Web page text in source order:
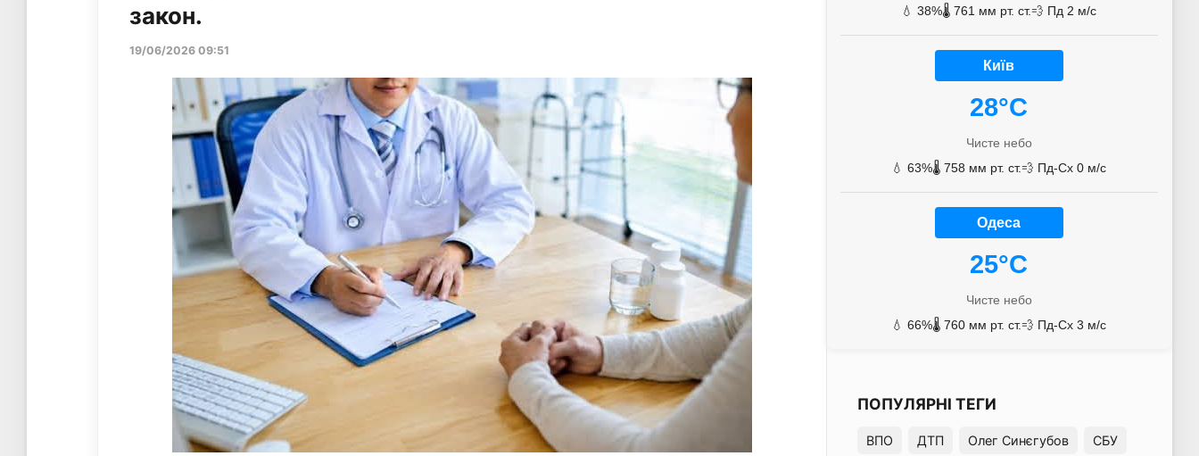
закон.
19/06/2026 09:51
💧 38%🌡️ 761 мм рт. ст.💨 Пд 2 м/с
Київ
28°C
Чисте небо
💧 63%🌡️ 758 мм рт. ст.💨 Пд-Сх 0 м/с
Одеса
25°C
Чисте небо
💧 66%🌡️ 760 мм рт. ст.💨 Пд-Сх 3 м/с
ПОПУЛЯРНІ ТЕГИ
ВПО ДТП Олег Синєгубов СБУ